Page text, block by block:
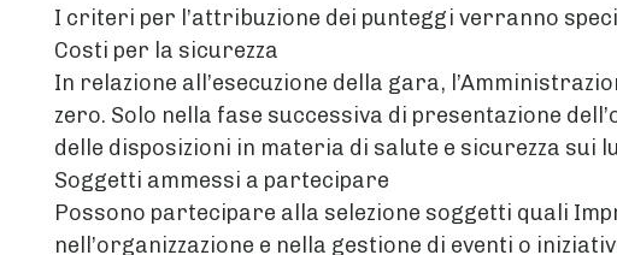
I criteri per l’attribuzione dei punteggi verranno
Costi per la sicurezza
In relazione all’esecuzione della gara,
zero. Solo nella fase successiva di presentazione
delle disposizioni in materia di salute e sicurezza sui
Soggetti ammessi a partecipare
Possono partecipare alla selezione soggetti quali
nell’organizzazione e nella gestione di eventi o